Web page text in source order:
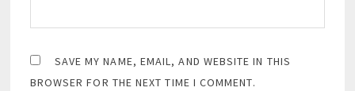
SAVE MY NAME, EMAIL, AND WEBSITE IN THIS
BROWSER FOR THE NEXT TIME I COMMENT.